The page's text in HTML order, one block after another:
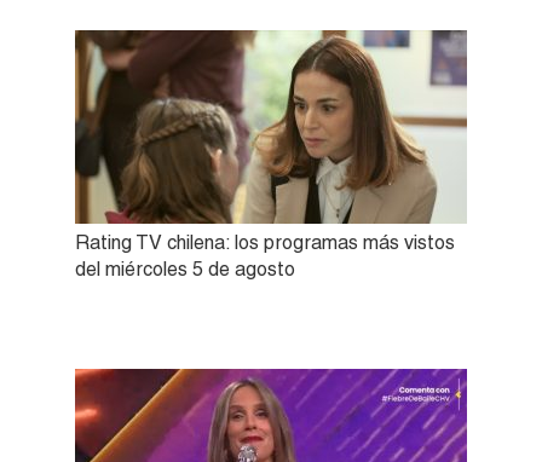
Rating TV chilena: los programas más vistos
del miércoles 5 de agosto